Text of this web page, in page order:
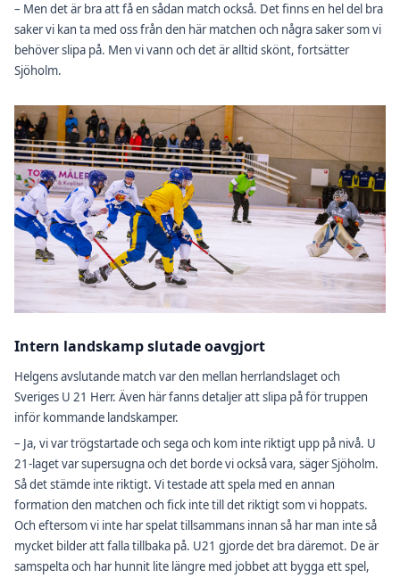
– Men det är bra att få en sådan match också. Det finns en hel del bra
saker vi kan ta med oss från den här matchen och några saker som vi
behöver slipa på. Men vi vann och det är alltid skönt, fortsätter
Sjöholm.
Intern landskamp slutade oavgjort
Helgens avslutande match var den mellan herrlandslaget och
Sveriges U 21 Herr. Även här fanns detaljer att slipa på för truppen
inför kommande landskamper.
– Ja, vi var trögstartade och sega och kom inte riktigt upp på nivå. U
21-laget var supersugna och det borde vi också vara, säger Sjöholm.
Så det stämde inte riktigt. Vi testade att spela med en annan
formation den matchen och fick inte till det riktigt som vi hoppats.
Och eftersom vi inte har spelat tillsammans innan så har man inte så
mycket bilder att falla tillbaka på. U21 gjorde det bra däremot. De är
samspelta och har hunnit lite längre med jobbet att bygga ett spel,